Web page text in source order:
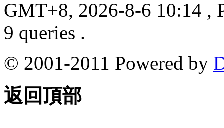
GMT+8, 2026-8-6 10:14 ,
9 queries .
© 2001-2011 Powered by
返回頂部